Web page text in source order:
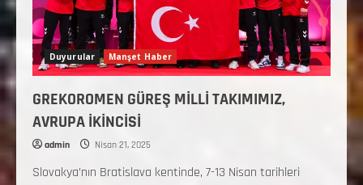
Duyurular Manşet Haber
GREKOROMEN GÜREŞ MİLLİ TAKIMIMIZ,
AVRUPA İKİNCİSİ
admin Nisan 21, 2025
Slovakya’nın Bratislava kentinde, 7-13 Nisan tarihleri